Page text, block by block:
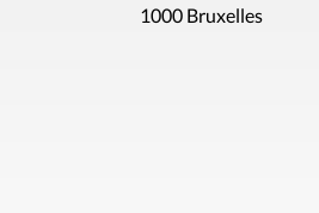
1000 Bruxelles